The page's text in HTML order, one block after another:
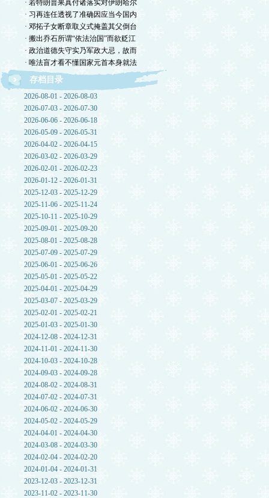
· 若特朗普果真付诸落实对伊朗哈尔
· 习再连任透视了准确因应当今国内
· 邓拓子女断章取义式掩盖其父倒台
· 搬出乔石所谓“依法治国”而欲贬江
· 政治道德失守实乃军政大忌，故而
· 唯法盲才看不懂国家元首本身就法
存档目录
2026-08-01 - 2026-08-03
2026-07-03 - 2026-07-30
2026-06-06 - 2026-06-18
2026-05-09 - 2026-05-31
2026-04-02 - 2026-04-15
2026-03-02 - 2026-03-29
2026-02-01 - 2026-02-23
2026-01-12 - 2026-01-31
2025-12-03 - 2025-12-29
2025-11-06 - 2025-11-24
2025-10-11 - 2025-10-29
2025-09-01 - 2025-09-20
2025-08-01 - 2025-08-28
2025-07-09 - 2025-07-29
2025-06-01 - 2025-06-26
2025-05-01 - 2025-05-22
2025-04-01 - 2025-04-29
2025-03-07 - 2025-03-29
2025-02-01 - 2025-02-21
2025-01-03 - 2025-01-30
2024-12-08 - 2024-12-31
2024-11-01 - 2024-11-30
2024-10-03 - 2024-10-28
2024-09-03 - 2024-09-28
2024-08-02 - 2024-08-31
2024-07-02 - 2024-07-31
2024-06-02 - 2024-06-30
2024-05-02 - 2024-05-29
2024-04-01 - 2024-04-30
2024-03-08 - 2024-03-30
2024-02-04 - 2024-02-20
2024-01-04 - 2024-01-31
2023-12-03 - 2023-12-31
2023-11-02 - 2023-11-30